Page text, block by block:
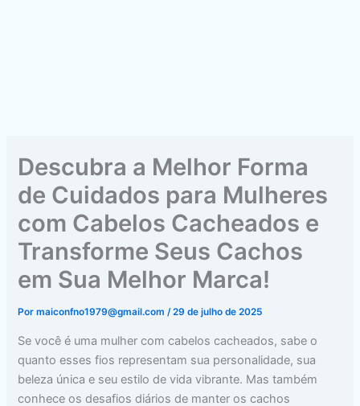
Descubra a Melhor Forma
de Cuidados para Mulheres
com Cabelos Cacheados e
Transforme Seus Cachos
em Sua Melhor Marca!
Pormaiconfno1979@gmail.com/29 de julho de 2025
Se você é uma mulher com cabelos cacheados, sabe o
quanto esses fios representam sua personalidade, sua
beleza única e seu estilo de vida vibrante. Mas também
conhece os desafios diários de manter os cachos